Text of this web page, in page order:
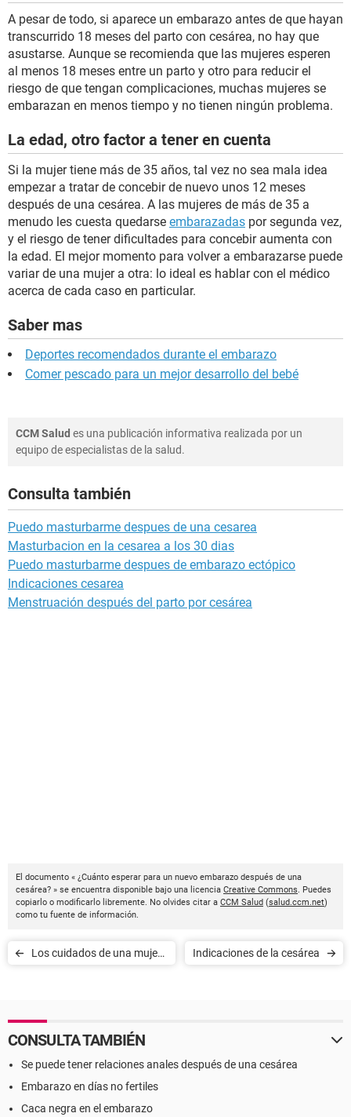
A pesar de todo, si aparece un embarazo antes de que hayan
transcurrido 18 meses del parto con cesárea, no hay que
asustarse. Aunque se recomienda que las mujeres esperen
al menos 18 meses entre un parto y otro para reducir el
riesgo de que tengan complicaciones, muchas mujeres se
embarazan en menos tiempo y no tienen ningún problema.
La edad, otro factor a tener en cuenta
Si la mujer tiene más de 35 años, tal vez no sea mala idea
empezar a tratar de concebir de nuevo unos 12 meses
después de una cesárea. A las mujeres de más de 35 a
menudo les cuesta quedarse embarazadas por segunda vez,
y el riesgo de tener dificultades para concebir aumenta con
la edad. El mejor momento para volver a embarazarse puede
variar de una mujer a otra: lo ideal es hablar con el médico
acerca de cada caso en particular.
Saber mas
Deportes recomendados durante el embarazo
Comer pescado para un mejor desarrollo del bebé
CCM Salud es una publicación informativa realizada por un
equipo de especialistas de la salud.
Consulta también
Puedo masturbarme despues de una cesarea
Masturbacion en la cesarea a los 30 dias
Puedo masturbarme despues de embarazo ectópico
Indicaciones cesarea
Menstruación después del parto por cesárea
El documento « ¿Cuánto esperar para un nuevo embarazo después de una
cesárea? » se encuentra disponible bajo una licencia Creative Commons. Puedes
copiarlo o modificarlo libremente. No olvides citar a CCM Salud (salud.ccm.net)
como tu fuente de información.
Los cuidados de una mujer
Indicaciones de la cesárea
CONSULTA TAMBIÉN
Se puede tener relaciones anales después de una cesárea
Embarazo en días no fertiles
Caca negra en el embarazo